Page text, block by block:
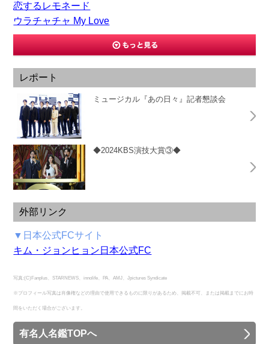
恋するレモネード
ウラチャチャ My Love
レポート
ミュージカル『あの日々』記者懇談会
◆2024KBS演技大賞③◆
外部リンク
▼日本公式FCサイト
キム・ジョンヒョン日本公式FC
写真:(C)Fanplus、STARNEWS、innolife、PA、AMJ、Jpictures Syndicate
※プロフィール写真は肖像権などの理由で使用できるものに限りがあるため、掲載不可、または掲載までにお時
間をいただく場合がございます。
有名人名鑑TOPへ